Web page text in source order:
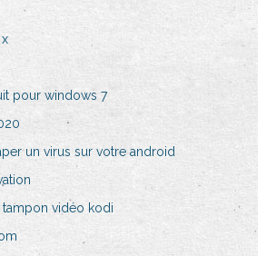
pour windows 7
un virus sur votre android
vidéo kodi